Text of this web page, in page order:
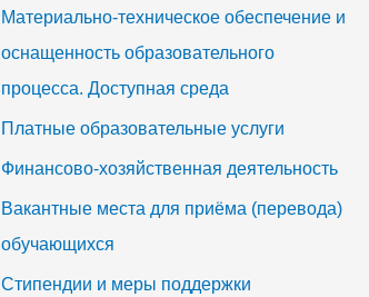
Материально-техническое обеспечение и
оснащенность образовательного
процесса. Доступная среда
Платные образовательные услуги
Финансово-хозяйственная деятельность
Вакантные места для приёма (перевода)
обучающихся
Стипендии и меры поддержки